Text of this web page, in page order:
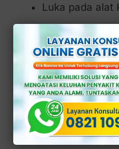
Luka pada alat
Jika Anda
gejala ini, penting
dokter untuk
tepat.
Dengan memantau
bisa menentukan
kebutuhan